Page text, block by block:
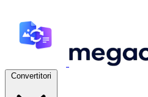
Convertitori